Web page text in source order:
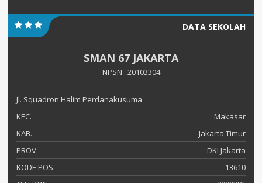
DATA SEKOLAH
SMAN 67 JAKARTA
NPSN : 20103304
Jl. Squadron Halim Perdanakusuma
KEC.
Makasar
KAB.
Jakarta Timur
PROV.
DKI Jakarta
KODE POS
13610